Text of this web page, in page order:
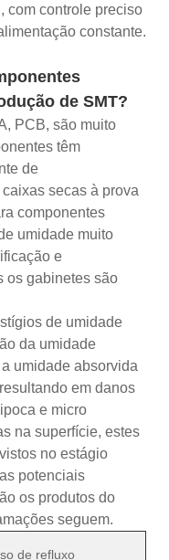
com controle preciso
constante.
de SMT?
PCB, são muito
têm
de
secas à prova
componentes
umidade muito
e
os gabinetes são
de umidade
da umidade
umidade absorvida
em danos
e micro
na superfície, estes
no estágio
potenciais
os produtos do
seguem.
de refluxo